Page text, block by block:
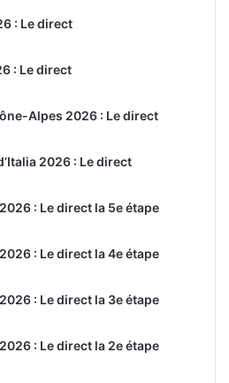
: Le direct
: Le direct
Alpes 2026 : Le direct
2026 : Le direct
: Le direct la 5e étape
: Le direct la 4e étape
: Le direct la 3e étape
: Le direct la 2e étape